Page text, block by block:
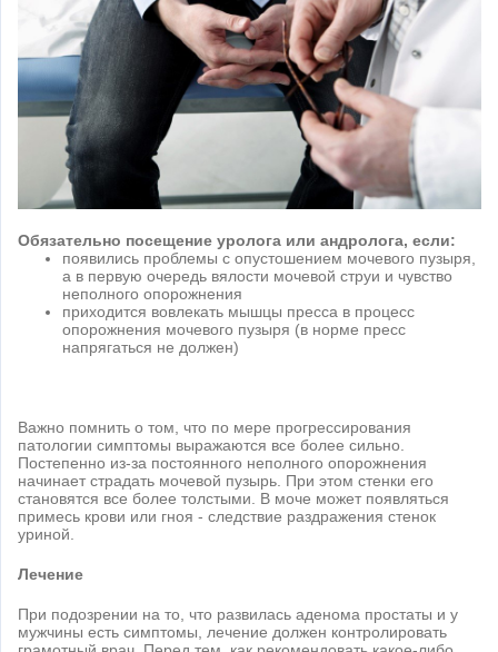
Обязательно посещение уролога или андролога, если:
появились проблемы с опустошением мочевого пузыря,
а в первую очередь вялости мочевой струи и чувство
неполного опорожнения
приходится вовлекать мышцы пресса в процесс
опорожнения мочевого пузыря (в норме пресс
напрягаться не должен)
Важно помнить о том, что по мере прогрессирования
патологии симптомы выражаются все более сильно.
Постепенно из-за постоянного неполного опорожнения
начинает страдать мочевой пузырь. При этом стенки его
становятся все более толстыми. В моче может появляться
примесь крови или гноя - следствие раздражения стенок
уриной.
Лечение
При подозрении на то, что развилась аденома простаты и у
мужчины есть симптомы, лечение должен контролировать